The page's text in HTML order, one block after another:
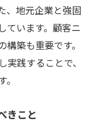
、地元企業と強固
ています。顧客ニ
築も重要です。
践することで、
きこと